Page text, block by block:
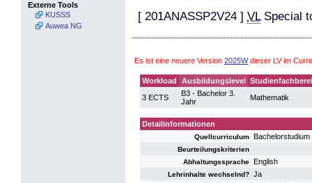
Externe Tools
KUSSS
Auwea NG
[ 201ANASSP2V24 ] VLSpecial
Es ist eine neuere Version 2025Wdieser LV im
Workload Ausbildungslevel
3 ECTS
B3 - Bachelor 3.
Jahr
Mathematik
Detailinformationen
Quellcurriculum
Beurteilungskriterien
Abhaltungssprache English
Lehrinhalte wechselnd? Ja